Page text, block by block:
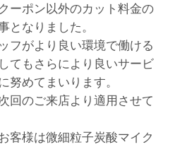
ーポン以外のカット料金の
となりました。
フがより良い環境で働ける
てもさらにより良いサービ
努めてまいります。
回のご来店より適用させて
客様は微細粒子炭酸マイク